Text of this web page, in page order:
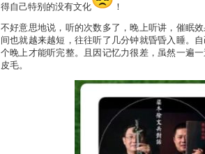
得自己特别的没有文化
！
不好意思地说，听的次数多了，晚上听讲，催眠
间也就越来越短，往往听了几分钟就昏昏入睡。
个晚上才能听完整。且因记忆力很差，虽然一遍
皮毛。